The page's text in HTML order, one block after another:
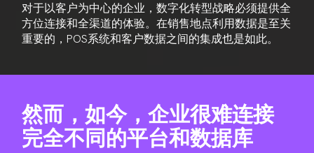
对于以客户为中心的企业，数字化转型战略必须提供全
方位连接和全渠道的体验。在销售地点利用数据是至关
重要的，POS系统和客户数据之间的集成也是如此。
然而，如今，企业很难连接
完全不同的平台和数据库